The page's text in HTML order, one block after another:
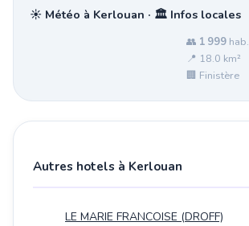
☀️ Météo à Kerlouan · 🏛️ Infos locales
👥 1 999 hab.
📍 18.0 km²
🏢 Finistère
Autres hotels à Kerlouan
LE MARIE FRANCOISE (DROFF)